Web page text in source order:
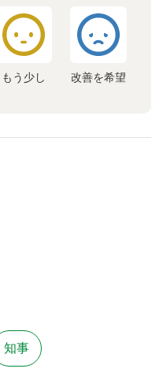
もう少し 改善を希望
知事